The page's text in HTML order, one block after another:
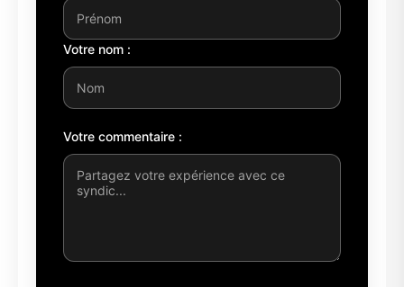
Votre nom :
Votre commentaire :